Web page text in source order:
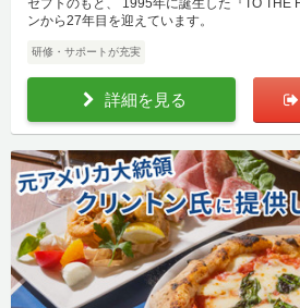
セプトのもと、 1995年に誕生した『TO THE
ンから27年目を迎えています。
研修・サポートが充実
詳細を見る